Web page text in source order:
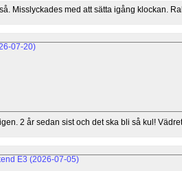
Misslyckades med att sätta igång klockan.
2 år sedan sist och det ska bli så kul!